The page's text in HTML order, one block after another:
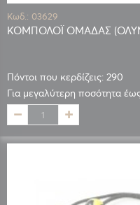
Κωδ.: 03629
ΚΟΜΠΟΛΟΪ ΟΜΑΔΑΣ
Πόντοι που κερδίζεις: 290
Για μεγαλύτερη ποσότητα